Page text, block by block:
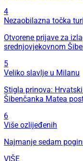
4
Nezaobilazna točka
Otvorene prijave za
srednjovjekovnom
5
Veliko slavlje u Milanu
Stigla prinova:
Šibenčanka Matea
6
Više ozlijeđenih
Najmanje sedam
VIŠE